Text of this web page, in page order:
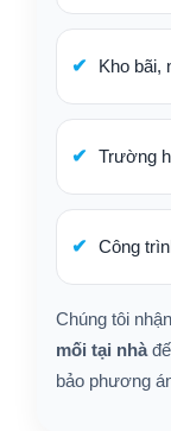
Kho bãi,
Trường
Công
Chúng tôi
mối tại nhà
bảo phương